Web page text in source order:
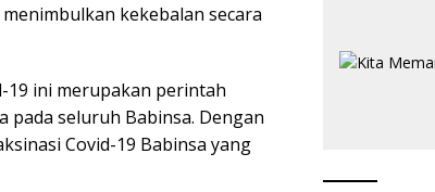
kekebalan secara
19 ini merupakan perintah
seluruh Babinsa. Dengan
Covid-19 Babinsa yang